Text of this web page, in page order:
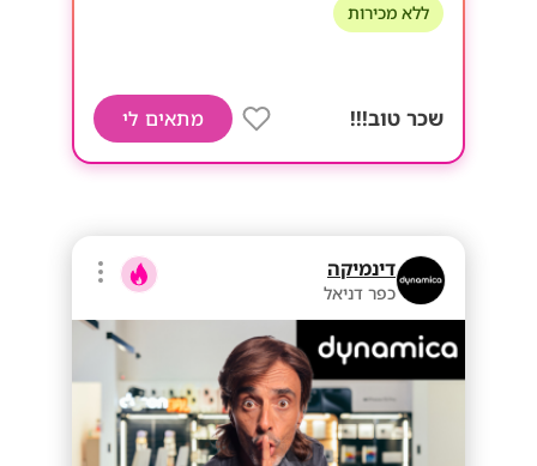
ללא מכירות
שכר טוב!!! מתאים לי
דינמיקה
כפר דניאל